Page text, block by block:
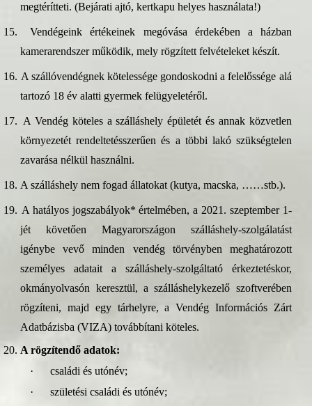
megtérítteti. (Bejárati ajtó, kertkapu helyes használata!)
15.
Vendégeink értékeinek megóvása érdekében a házban
kamerarendszer működik, mely rögzített felvételeket készít.
16. A szállóvendégnek kötelessége gondoskodni a felelőssége alá
tartozó 18 év alatti gyermek felügyeletéről.
17. A Vendég köteles a szálláshely épületét és annak közvetlen
környezetét rendeltetésszerűen és a többi lakó szükségtelen
zavarása nélkül használni.
18. A szálláshely nem fogad állatokat (kutya, macska, ……stb.).
19. A hatályos jogszabályok* értelmében, a 2021. szeptember 1-
jét követően Magyarországon szálláshely-szolgálatást
igénybe vevő minden vendég törvényben meghatározott
személyes adatait a szálláshely-szolgáltató érkeztetéskor,
okmányolvasón keresztül, a szálláshelykezelő szoftverében
rögzíteni, majd egy tárhelyre, a Vendég Információs Zárt
Adatbázisba (VIZA) továbbítani köteles.
20. A rögzítendő adatok:
·
családi és utónév;
·
születési családi és utónév;